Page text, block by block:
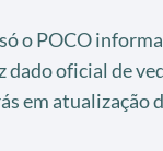
o POCO informa
oficial de
em atualização